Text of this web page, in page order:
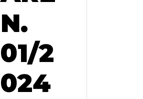
N.
01/2
024